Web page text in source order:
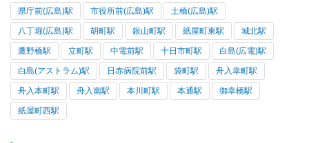
県庁前(広島)駅 市役所前(広島)駅 土橋(広島)駅
八丁堀(広島)駅 胡町駅 銀山町駅 紙屋町東駅 城北駅
鷹野橋駅 立町駅 中電前駅 十日市町駅 白島(広電)駅
白島(アストラム)駅 日赤病院前駅 袋町駅 舟入幸町駅
舟入本町駅 舟入南駅 本川町駅 本通駅 御幸橋駅
紙屋町西駅